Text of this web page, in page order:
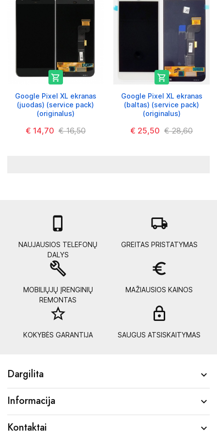

Google Pixel XL ekranas
(juodas) (service pack)
(originalus)
€ 14,70 € 16,50

Google Pixel XL ekranas
(baltas) (service pack)
(originalus)
€ 25,50 € 28,60

NAUJAUSIOS TELEFONŲ
DALYS
local_shipping
GREITAS PRISTATYMAS
build
MOBILIŲJŲ ĮRENGINIŲ
REMONTAS
euro_symbol
MAŽIAUSIOS KAINOS
star_border
KOKYBĖS GARANTIJA SAUGUS ATSISKAITYMAS
Dargilita 
Informacija 
Kontaktai 